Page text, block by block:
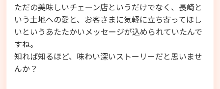
ただの美味しいチェーン店というだけでなく、長崎と
いう土地への愛と、お客さまに気軽に立ち寄ってほし
いというあたたかいメッセージが込められていたんで
すね。
知れば知るほど、味わい深いストーリーだと思いませ
んか？